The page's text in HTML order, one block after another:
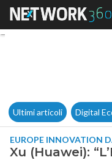
Ultimi articoli Digital
EUROPE INNOVATION
Xu (Huawei):